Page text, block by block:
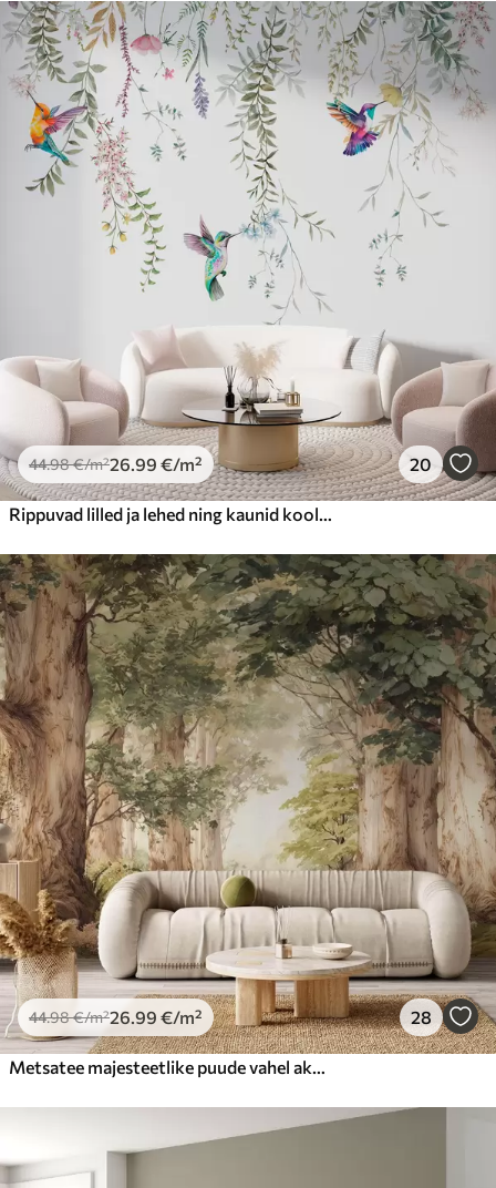
44.98€/m²26 .99 €/m² 20
44.98€/m²26 .99 €/m² 28